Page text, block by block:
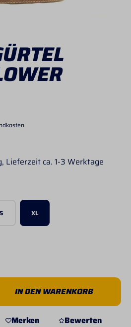
5 von 5 Sternen
Lieferzeit ca. 1-3 Werktage
S XL
Gib den gewünschten
IN DEN WARENKORB
Merken
Bewerten